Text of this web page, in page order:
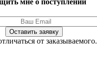
мне о поступлении
Оставить заявку
от заказываемого.